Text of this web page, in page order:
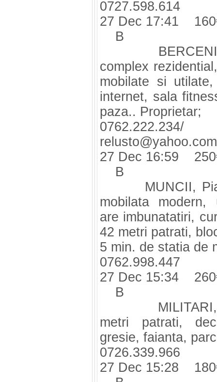
0727.598.614
27 Dec 17:41
B
BERCENI,
complex
mobilate si
internet, sala
paza.. Proprietar;
relusto@yahoo.com
27 Dec 16:59
B
MUNCII,
mobilata modern,
are imbunatatiri,
42 metri patrati,
5 min. de statia de
0762.998.447
27 Dec 15:34
B
MILITARI,
metri patrati,
gresie, faianta,
0726.339.966
27 Dec 15:28